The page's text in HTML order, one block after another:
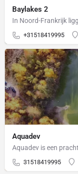
Baylakes 2
+31518419995
Aquadev
31518419995